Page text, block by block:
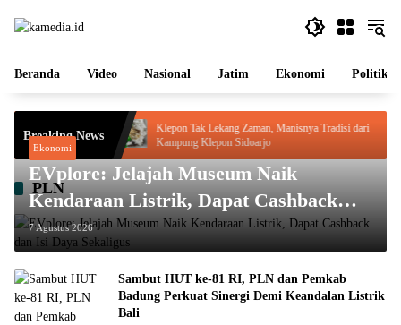
Beranda Video Nasional Jatim Ekonomi Politik
Breaking News
Tertinggi PB
Pendidikan
Klepon Tak Lekang Zaman, Manisnya Tradisi dari
Kampung Klepon Sidoarjo
PLN
Ekonomi
EVplore: Jelajah Museum Naik
Kendaraan Listrik, Dapat Cashback
dan Isi Daya Sekaligus
7 Agustus 2026
Sambut HUT ke-81 RI, PLN dan Pemkab
Badung Perkuat Sinergi Demi Keandalan Listrik
Bali